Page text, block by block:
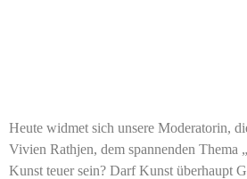
Heute widmet sich unsere Moderatorin,
Vivien Rathjen, dem spannenden Thema
Kunst teuer sein? Darf Kunst überhaupt